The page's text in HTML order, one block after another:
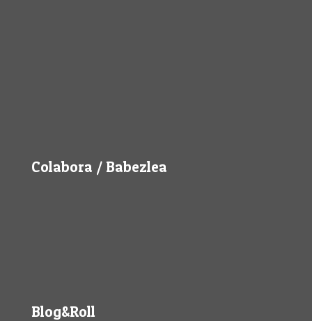
Colabora / Babezlea
Blog&Roll